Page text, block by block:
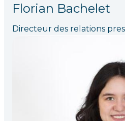
Florian Bachelet
Directeur des relations